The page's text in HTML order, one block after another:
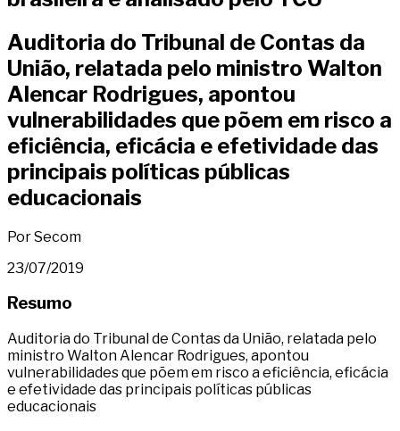
Auditoria do Tribunal de Contas da
União, relatada pelo ministro Walton
Alencar Rodrigues, apontou
vulnerabilidades que põem em risco a
eficiência, eficácia e efetividade das
principais políticas públicas
educacionais
Por Secom
23/07/2019
Resumo
Auditoria do Tribunal de Contas da União, relatada pelo
ministro Walton Alencar Rodrigues, apontou
vulnerabilidades que põem em risco a eficiência, eficácia
e efetividade das principais políticas públicas
educacionais